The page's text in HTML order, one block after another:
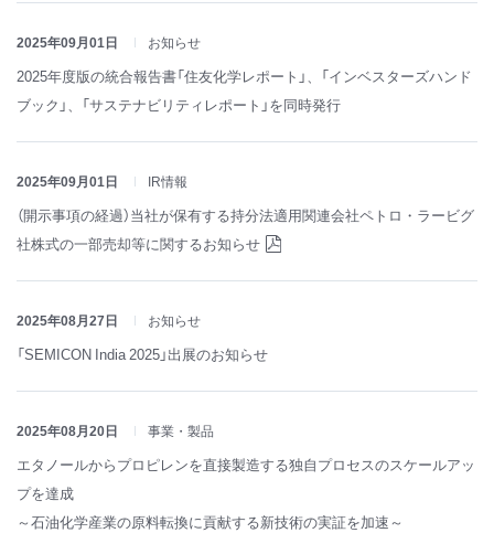
2025年09月01日 お知らせ
2025年度版の統合報告書「住友化学レポート」、「インベスターズハンド
ブック」、「サステナビリティレポート」を同時発行
2025年09月01日 IR情報
（開示事項の経過）当社が保有する持分法適用関連会社ペトロ・ラービグ
社株式の一部売却等に関するお知らせ
2025年08月27日 お知らせ
「SEMICON India 2025」出展のお知らせ
2025年08月20日 事業・製品
エタノールからプロピレンを直接製造する独自プロセスのスケールアッ
プを達成
～石油化学産業の原料転換に貢献する新技術の実証を加速～